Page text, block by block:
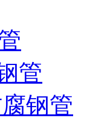
管
钢管